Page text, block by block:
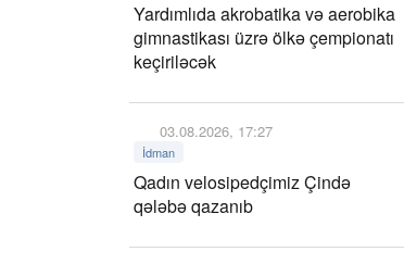
Yardımlıda akrobatika və aerobika
gimnastikası üzrə ölkə çempionatı
keçiriləcək
03.08.2026, 17:27
İdman
Qadın velosipedçimiz Çində
qələbə qazanıb